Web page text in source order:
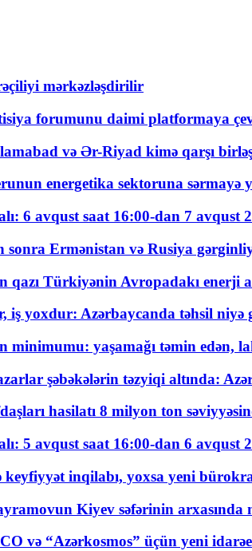
mərkəzləşdirilir
forumunu daimi platformaya
və Ər-Riyad kimə qarşı
energetika sektoruna sərmayə
6 avqust saat 16:00-dan 7 avqust
sonra Ermənistan və Rusiya
qazı Türkiyənin Avropadakı enerji
iş yoxdur: Azərbaycanda təhsil
minimumu: yaşamağı təmin edən,
şəbəkələrin təzyiqi altında:
hasilatı 8 milyon ton
5 avqust saat 16:00-dan 6 avqust
keyfiyyət inqilabı, yoxsa yeni
Kiyev səfərinin arxasında
və “Azərkosmos” üçün yeni